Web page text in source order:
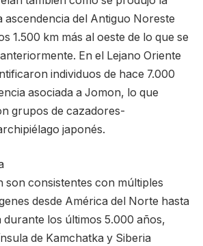
ascendencia del Antiguo Noreste
1.500 km más al oeste de lo que se
En el Lejano Oriente
individuos de hace 7.000
asociada a Jomon, lo que
grupos de cazadores-
japonés.
son consistentes con múltiples
desde América del Norte hasta
durante los últimos 5.000 años,
de Kamchatka y Siberia